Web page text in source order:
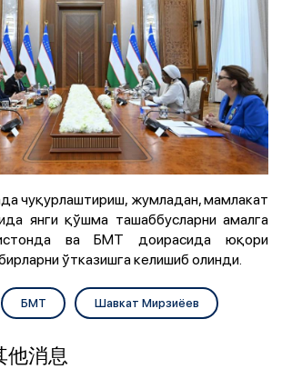
чуқурлаштириш, жумладан, мамлакат
янги қўшма ташаббусларни амалга
ва БМТ доирасида юқори
ўтказишга келишиб олинди.
БМТ Шавкат Мирзиёев
他消息